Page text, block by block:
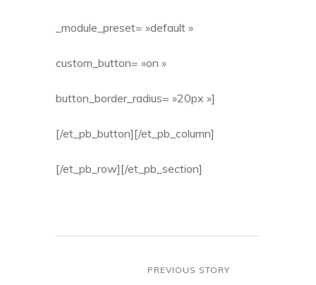
_module_preset= »default »
custom_button= »on »
button_border_radius= »20px »]
[/et_pb_button][/et_pb_column]
[/et_pb_row][/et_pb_section]
PREVIOUS STORY